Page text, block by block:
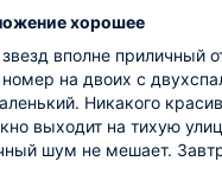
хорошее
вполне приличный
на двоих с
Никакого
выходит на тихую
шум не мешает.